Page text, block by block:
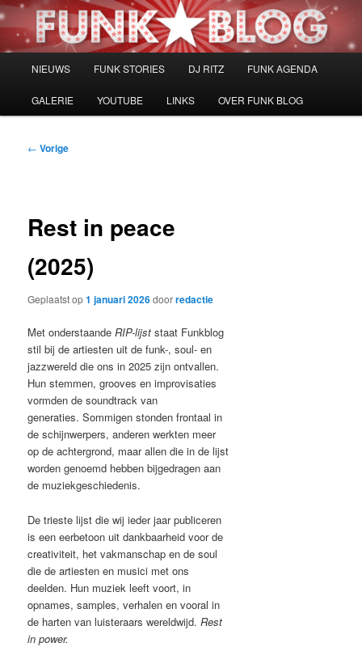
Spring
naar
NIEUWS FUNK STORIES DJ RITZ FUNK AGENDA
GALERIE YOUTUBE LINKS OVER FUNK BLOG
Bericht
← Vorige
Rest in peace
(2025)
Geplaatst op1 januari 2026doorredactie
Met onderstaandeRIP-lijst staat Funkblog
stil bij de artiesten uit de funk-, soul- en
jazzwereld die ons in 2025 zijn ontvallen.
Hun stemmen, grooves en improvisaties
vormden de soundtrack van
generaties. Sommigen stonden frontaal in
de schijnwerpers, anderen werkten meer
op de achtergrond, maar allen die in de lijst
worden genoemd hebben bijgedragen aan
de muziekgeschiedenis.
De trieste lijst die wij ieder jaar publiceren
is een eerbetoon uit dankbaarheid voor de
creativiteit, het vakmanschap en de soul
die de artiesten en musici met ons
deelden. Hun muziek leeft voort, in
opnames, samples, verhalen en vooral in
de harten van luisteraars wereldwijd.Rest
in power.